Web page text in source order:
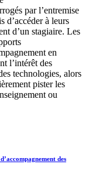
par l’entremise
d’accéder à leurs
d’un stagiaire. Les
en
l’intérêt des
technologies, alors
pister les
ou
des